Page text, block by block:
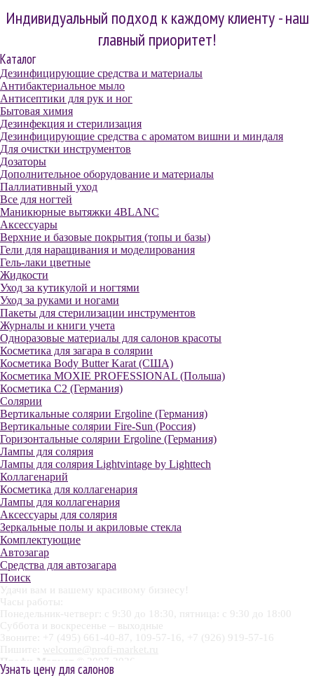
Индивидуальный подход к каждому клиенту - наш
главный приоритет!
Каталог
Дезинфицирующие средства и материалы
Антибактериальное мыло
Антисептики для рук и ног
Бытовая химия
Дезинфекция и стерилизация
Дезинфицирующие средства с ароматом вишни и миндаля
Для очистки инструментов
Дозаторы
Дополнительное оборудование и материалы
Паллиативный уход
Все для ногтей
Маникюрные вытяжки 4BLANC
Аксессуары
Верхние и базовые покрытия (топы и базы)
Гели для наращивания и моделирования
Гель-лаки цветные
Жидкости
Уход за кутикулой и ногтями
Уход за руками и ногами
Пакеты для стерилизации инструментов
Журналы и книги учета
Одноразовые материалы для салонов красоты
Косметика для загара в солярии
Косметика Body Butter Karat (США)
Косметика MOXIE PROFESSIONAL (Польша)
Косметика С2 (Германия)
Солярии
Вертикальные солярии Ergoline (Германия)
Вертикальные солярии Fire-Sun (Россия)
Горизонтальные солярии Ergoline (Германия)
Лампы для солярия
Лампы для солярия Lightvintage by Lighttech
Коллагенарий
Косметика для коллагенария
Лампы для коллагенария
Аксессуары для солярия
Зеркальные полы и акриловые стекла
Комплектующие
Автозагар
Средства для автозагара
Поиск
Удачи вам и вашему красивому бизнесу!
Часы работы:
Понедельник-четверг: с 9:30 до 18:30, пятница: с 9:30 до 18:00
Суббота и воскресенье – выходные
Звоните: +7 (495) 661-40-87, 109-57-16, +7 (926) 919-57-16
Пишите: welcome@profi-market.ru
Профи-Маркет © 2007-2026
Узнать цену для салонов